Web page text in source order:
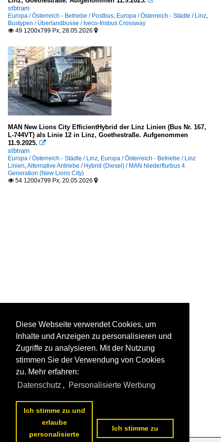
stbtram
Europa / Österreich - Betriebe / Postbus, Europa / Österreich - Städte / Linz,
Bustypen / Überlandbusse / Iveco-Irisbus Crossway
 49 1200x799 Px, 28.05.2026 
MAN New Lions City EfficientHybrid der Linz Linien (Bus Nr. 167,
L-744VT) als Linie 12 in Linz, Goethestraße. Aufgenommen
11.9.2025. 
stbtram
Europa / Österreich - Städte / Linz, Europa / Österreich - Betriebe / Linz
Linien,Alternative Antriebe / Hybrid (Diesel) / MAN Niederflurbus 4.
Generation (New Lions City)
 54 1200x799 Px, 20.05.2026 
Diese Webseite verwendet Cookies, um
Inhalte und Anzeigen zu personalisieren und
Zugriffe zu analysieren. Mit der Nutzung
stimmen Sie der Verwendung von Cookies
zu. Mehr erfahren:
Datenschutz , Personalisierte Werbung
Ich stimme zu und
erlaube
personalisierte
Ich stimme zu